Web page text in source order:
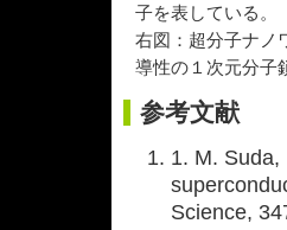
子を表している。
右図：超分子ナノ
導性の１次元分子
参考文献
1. M.
Science,